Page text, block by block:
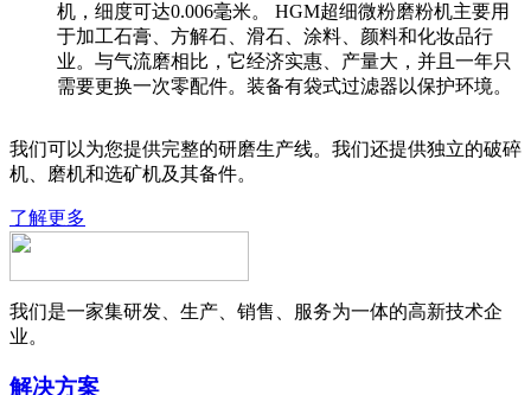
机，细度可达0.006毫米。 HGM超细微粉磨粉机主要用
于加工石膏、方解石、滑石、涂料、颜料和化妆品行
业。与气流磨相比，它经济实惠、产量大，并且一年只
需要更换一次零配件。装备有袋式过滤器以保护环境。
我们可以为您提供完整的研磨生产线。我们还提供独立的破碎
机、磨机和选矿机及其备件。
了解更多
我们是一家集研发、生产、销售、服务为一体的高新技术企
业。
解决方案